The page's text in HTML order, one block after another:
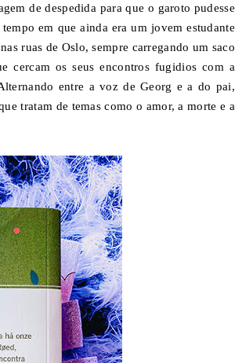
de despedida para que o garoto pudesse
em que ainda era um jovem estudante
ruas de Oslo, sempre carregando um saco
cercam os seus encontros fugidios com a
entre a voz de Georg e a do pai,
tratam de temas como o amor, a morte e a